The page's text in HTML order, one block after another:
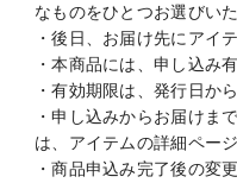
なものをひとつお選びい
・後日、お届け先にアイ
・本商品には、申し込み
・有効期限は、発行日か
・申し込みからお届けま
は、アイテムの詳細ペー
・商品申込み完了後の変